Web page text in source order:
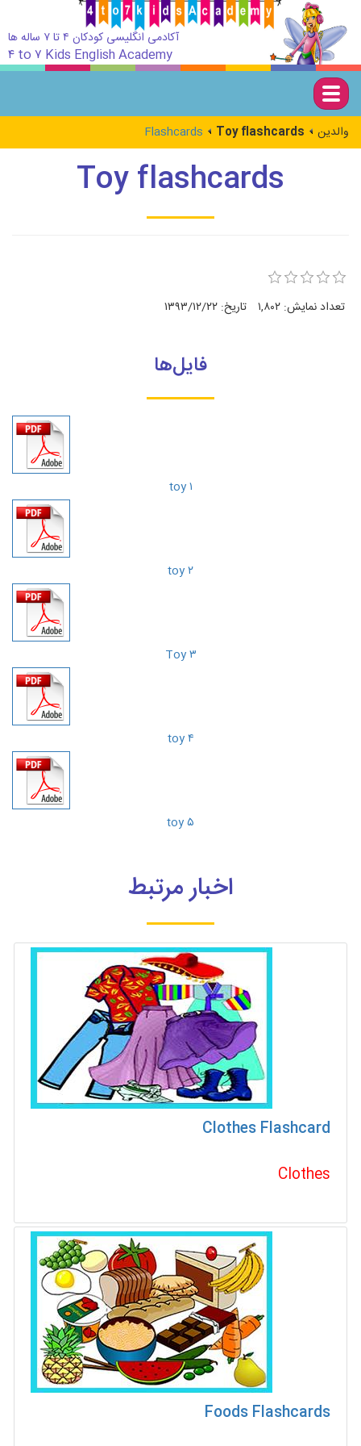
آکادمی انگلیسی کودکان ۴ تا ۷ ساله ها
۴ to ۷ Kids English Academy
والدین
Flashcards Toy flashcards
Toy flashcards
تعداد نمایش: ۱,۸۰۲ تاریخ: ۱۳۹۳/۱۲/۲۲
فایل‌ها
toy ۱
toy ۲
Toy ۳
toy ۴
toy ۵
اخبار مرتبط
Clothes Flashcard
Clothes
Foods Flashcards